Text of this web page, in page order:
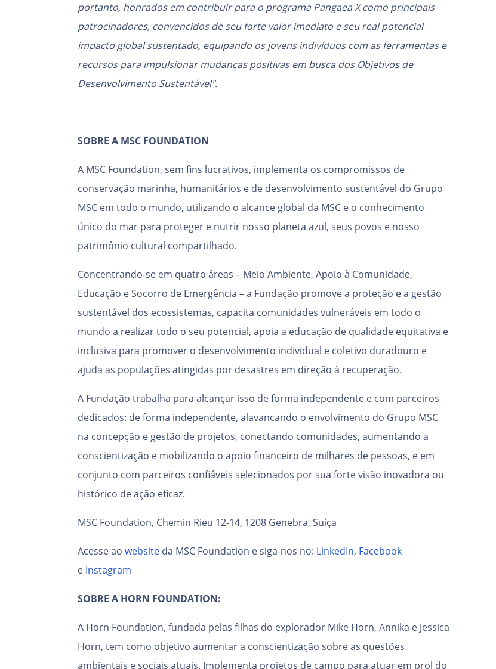
portanto, honrados em contribuir para o programa Pangaea X como principais
patrocinadores, convencidos de seu forte valor imediato e seu real potencial
impacto global sustentado, equipando os jovens indivíduos com as ferramentas e
recursos para impulsionar mudanças positivas em busca dos Objetivos de
Desenvolvimento Sustentável".
SOBRE A MSC FOUNDATION
A MSC Foundation, sem fins lucrativos, implementa os compromissos de
conservação marinha, humanitários e de desenvolvimento sustentável do Grupo
MSC em todo o mundo, utilizando o alcance global da MSC e o conhecimento
único do mar para proteger e nutrir nosso planeta azul, seus povos e nosso
patrimônio cultural compartilhado.
Concentrando-se em quatro áreas – Meio Ambiente, Apoio à Comunidade,
Educação e Socorro de Emergência – a Fundação promove a proteção e a gestão
sustentável dos ecossistemas, capacita comunidades vulneráveis em todo o
mundo a realizar todo o seu potencial, apoia a educação de qualidade equitativa e
inclusiva para promover o desenvolvimento individual e coletivo duradouro e
ajuda as populações atingidas por desastres em direção à recuperação.
A Fundação trabalha para alcançar isso de forma independente e com parceiros
dedicados: de forma independente, alavancando o envolvimento do Grupo MSC
na concepção e gestão de projetos, conectando comunidades, aumentando a
conscientização e mobilizando o apoio financeiro de milhares de pessoas, e em
conjunto com parceiros confiáveis selecionados por sua forte visão inovadora ou
histórico de ação eficaz.
MSC Foundation, Chemin Rieu 12-14, 1208 Genebra, Suíça
Acesse ao website da MSC Foundation e siga-nos no: LinkedIn, Facebook
e Instagram
SOBRE A HORN FOUNDATION:
A Horn Foundation, fundada pelas filhas do explorador Mike Horn, Annika e Jessica
Horn, tem como objetivo aumentar a conscientização sobre as questões
ambientais e sociais atuais. Implementa projetos de campo para atuar em prol do